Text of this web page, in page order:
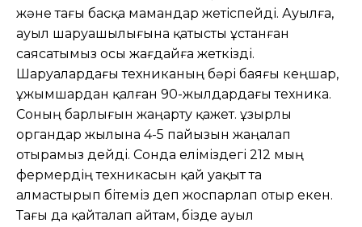
және тағы басқа мамандар жетіспейді. Ауылға,
ауыл шаруашылығына қатысты ұстанған
саясатымыз осы жағдайға жеткізді.
Шаруалардағы техниканың бәрі баяғы кеңшар,
ұжымшардан қалған 90-жылдардағы техника.
Соның барлығын жаңарту қажет. Құзырлы
органдар жылына 4-5 пайызын жаңалап
отырамыз дейді. Сонда еліміздегі 212 мың
фермердің техникасын қай уақыт та
алмастырып бітеміз деп жоспарлап отыр екен.
Тағы да қайталап айтам, бізде ауыл